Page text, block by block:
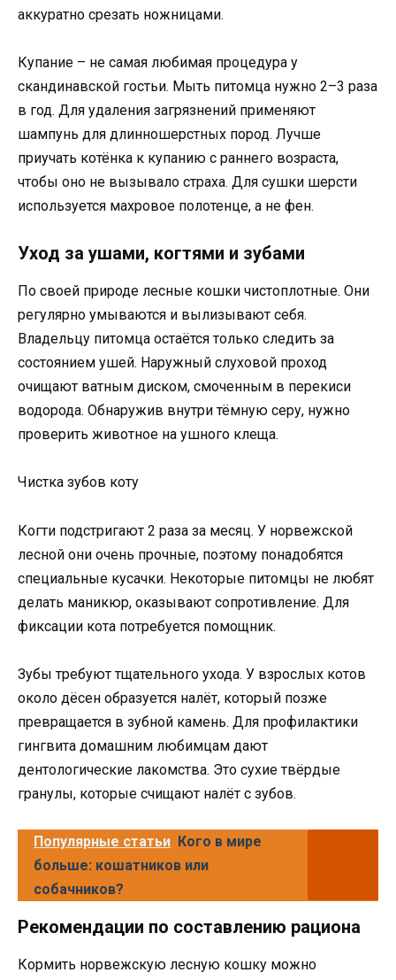
аккуратно срезать ножницами.
Купание – не самая любимая процедура у
скандинавской гостьи. Мыть питомца нужно 2–3 раза
в год. Для удаления загрязнений применяют
шампунь для длинношерстных пород. Лучше
приучать котёнка к купанию с раннего возраста,
чтобы оно не вызывало страха. Для сушки шерсти
используется махровое полотенце, а не фен.
Уход за ушами, когтями и зубами
По своей природе лесные кошки чистоплотные. Они
регулярно умываются и вылизывают себя.
Владельцу питомца остаётся только следить за
состоянием ушей. Наружный слуховой проход
очищают ватным диском, смоченным в перекиси
водорода. Обнаружив внутри тёмную серу, нужно
проверить животное на ушного клеща.
Чистка зубов коту
Когти подстригают 2 раза за месяц. У норвежской
лесной они очень прочные, поэтому понадобятся
специальные кусачки. Некоторые питомцы не любят
делать маникюр, оказывают сопротивление. Для
фиксации кота потребуется помощник.
Зубы требуют тщательного ухода. У взрослых котов
около дёсен образуется налёт, который позже
превращается в зубной камень. Для профилактики
гингвита домашним любимцам дают
дентологические лакомства. Это сухие твёрдые
гранулы, которые счищают налёт с зубов.
Популярные статьи Кого в мире
больше: кошатников или
собачников?
Рекомендации по составлению рациона
Кормить норвежскую лесную кошку можно